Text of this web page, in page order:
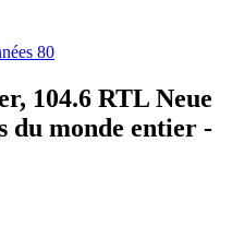
80
104.6 RTL Neue
du monde entier -